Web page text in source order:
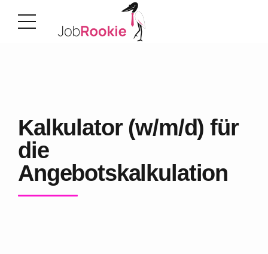
Kalkulator (w/m/d) für
die
Angebotskalkulation